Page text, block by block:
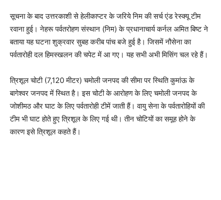
सूचना के बाद उत्तरकाशी से हेलीकाप्‍टर के जरिये निम की सर्च एंड रेस्क्यू टीम
रवाना हुई। नेहरू पर्वतरोहण संस्थान (निम) के प्रधानाचार्य कर्नल अमित बिष्ट ने
बताया यह घटना शुक्रवार सुबह करीब पांच बजे हुई है। जिसमें नौसेना का
पर्वतारोही दल हिमस्खलन की चपेट में आ गए। यह सभी अभी मिसिंग चल रहे हैं।
त्रिशूल चोटी (7,120 मीटर) चमोली जनपद की सीमा पर स्थिति कुमांऊ के
बागेश्वर जनपद में स्थित है। इस चोटी के आरोहण के लिए चमोली जनपद के
जोशीमठ और घाट के लिए पर्वतारोही टीमें जाती हैं। वायु सेना के पर्वतारोहियों की
टीम भी घाट होते हुए त्रिशूल के लिए गई थी। तीन चोटियों का समूह होने के
कारण इसे त्रिशूल कहते हैं।